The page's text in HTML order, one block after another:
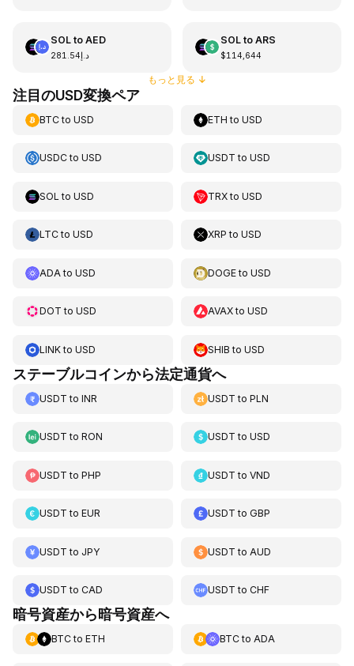
SOLto AED
د.إ281.54
SOLto ARS
$114,644
もっと見る ↓
注目のUSD変換ペア
BTCto USD ETH toUSD
USDCto USD USDT toUSD
SOL to USD TRXtoUSD
LTCto USD XRP toUSD
ADA to USD DOGEtoUSD
DOT to USD AVAXtoUSD
LINKto USD SHIB toUSD
ステーブルコインから法定通貨へ
USDT to INR USDT toPLN
USDT to RON USDT toUSD
USDT to PHP USDT toVND
USDT to EUR USDT toGBP
USDT to JPY USDT to AUD
USDT to CAD USDT toCHF
暗号資産から暗号資産へ
BTCto ETH BTCto ADA